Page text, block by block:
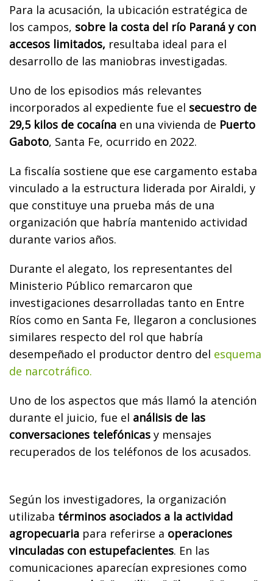
Para la acusación, la ubicación estratégica de
los campos, sobre la costa del río Paraná y con
accesos limitados, resultaba ideal para el
desarrollo de las maniobras investigadas.
Uno de los episodios más relevantes
incorporados al expediente fue el secuestro de
29,5 kilos de cocaína en una vivienda de Puerto
Gaboto, Santa Fe, ocurrido en 2022.
La fiscalía sostiene que ese cargamento estaba
vinculado a la estructura liderada por Airaldi, y
que constituye una prueba más de una
organización que habría mantenido actividad
durante varios años.
Durante el alegato, los representantes del
Ministerio Público remarcaron que
investigaciones desarrolladas tanto en Entre
Ríos como en Santa Fe, llegaron a conclusiones
similares respecto del rol que habría
desempeñado el productor dentro del esquema
de narcotráfico.
Uno de los aspectos que más llamó la atención
durante el juicio, fue el análisis de las
conversaciones telefónicas y mensajes
recuperados de los teléfonos de los acusados.
Según los investigadores, la organización
utilizaba términos asociados a la actividad
agropecuaria para referirse a operaciones
vinculadas con estupefacientes. En las
comunicaciones aparecían expresiones como